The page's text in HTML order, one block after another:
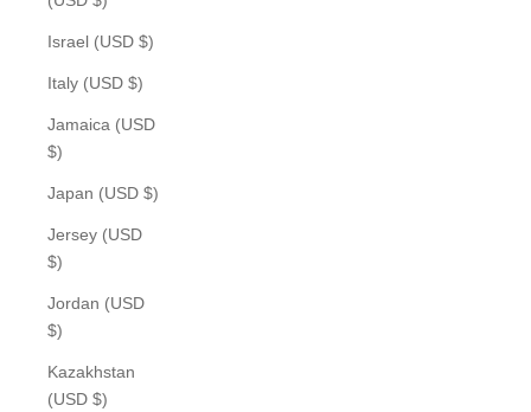
Israel (USD $)
Italy (USD $)
Jamaica (USD
$)
Japan (USD $)
Jersey (USD
$)
Jordan (USD
$)
Kazakhstan
(USD $)